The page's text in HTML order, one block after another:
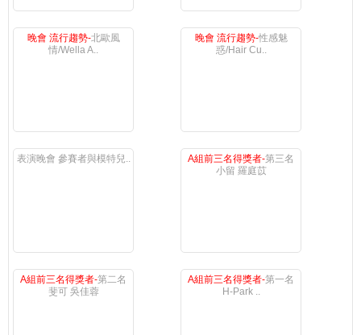
晚會 流行趨勢-北歐風
情/Wella A..
晚會 流行趨勢-性感魅
惑/Hair Cu..
表演晚會 參賽者與模特兒.. A組前三名得獎者-第三名
小留 羅庭苡
A組前三名得獎者-第二名
斐可 吳佳蓉
A組前三名得獎者-第一名
H-Park ..